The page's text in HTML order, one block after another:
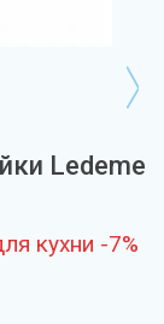
Ledeme
кухни -7%